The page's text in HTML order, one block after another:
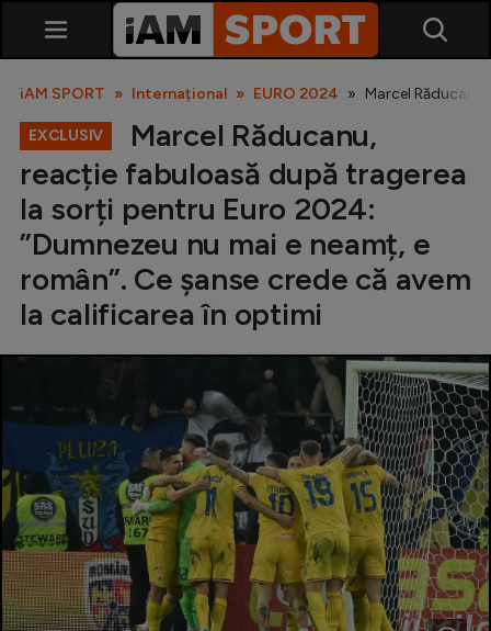
SuperLiga
Liga 2
Echipa Națională
U21
Fotbal feminin
Special
Diverse
Inedit
iAM SPORT Internațional EURO 2024 Marcel
EXCLUSIV
Marcel Răducanu,
reacție fabuloasă după tragerea
la sorți pentru Euro 2024:
”Dumnezeu nu mai e neamț, e
român”. Ce șanse crede că avem
la calificarea în optimi